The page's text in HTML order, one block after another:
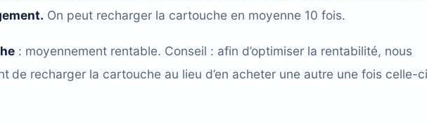
On peut recharger la cartouche en moyenne 10 fois.
: moyennement rentable. Conseil : afin d’optimiser la rentabilité, nous
de recharger la cartouche au lieu d’en acheter une autre une fois celle-ci